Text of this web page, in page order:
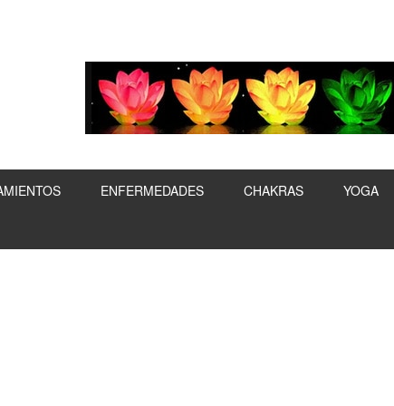
ENFERMEDADES CHAKRAS YOGA